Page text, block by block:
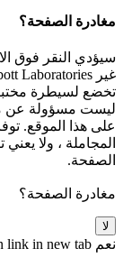
مغادرة الصفحة؟
سيؤدي النقر فوق
تخضع لسيطرة
ليست مسؤولة عن
على هذا الموقع.
المجاملة ، ولا
الصفحة.
مغادرة الصفحة؟
لا
نعم link in new tab